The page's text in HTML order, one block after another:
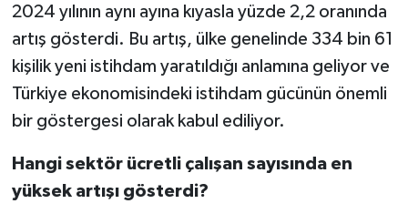
2024 yılının aynı ayına kıyasla yüzde 2,2 oranında
artış gösterdi. Bu artış, ülke genelinde 334 bin 61
kişilik yeni istihdam yaratıldığı anlamına geliyor ve
Türkiye ekonomisindeki istihdam gücünün önemli
bir göstergesi olarak kabul ediliyor.
Hangi sektör ücretli çalışan sayısında en
yüksek artışı gösterdi?